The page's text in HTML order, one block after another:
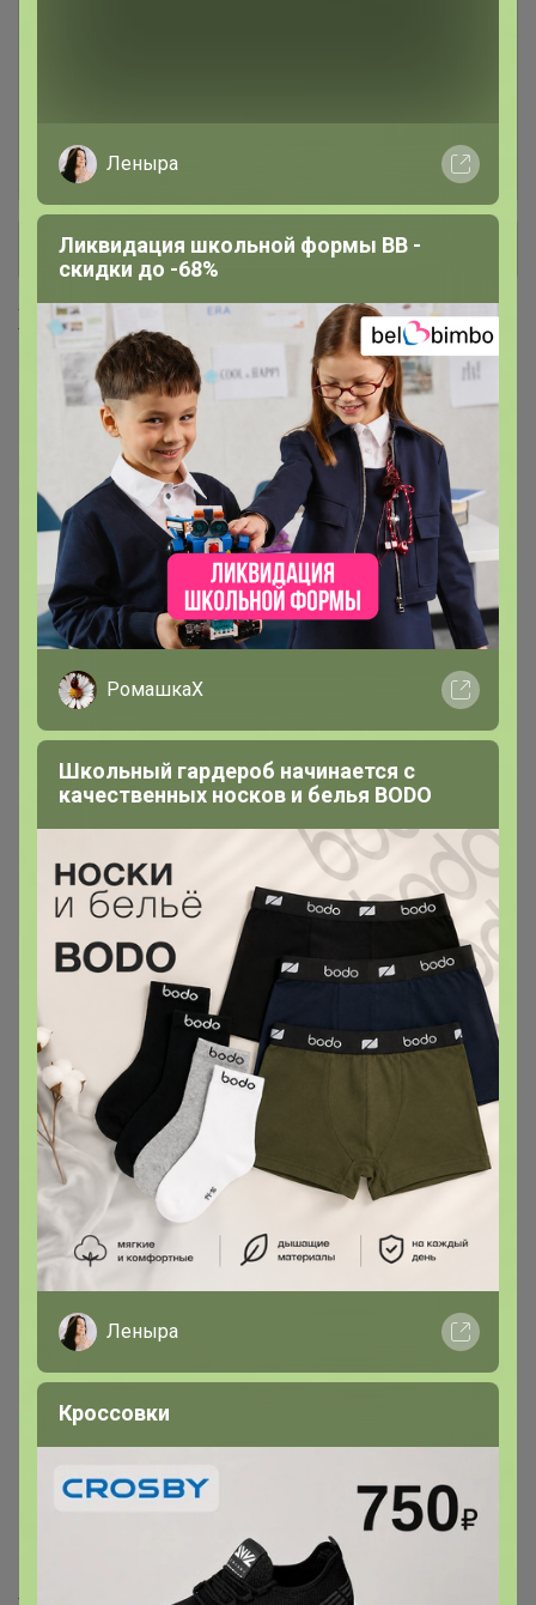
НИЖНЕЕ БЕЛЬЕ, ДОМАШНЯЯ
ОДЕЖДА, ПИЖАМЫ
56
+ Ещё 1 каталог
Хиты продаж
Бра-топ из смесового
хлопка AIRism в рубчик
560р
Женские бесшовные трусы с
высокой талией AIRism
Леныра
Ликвидация школьной формы BB -
скидки до -68%
РомашкаХ
Школьный гардероб начинается с
качественных носков и белья BODO
Леныра
Кроссовки